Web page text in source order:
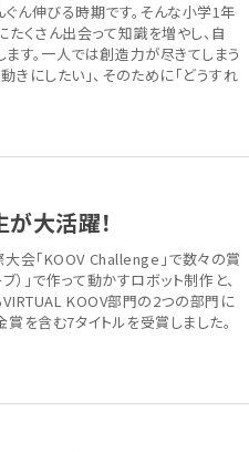
ん伸びる時期です。そんな小学1年
くさん出会って知識を増やし、自
す。一人では創造力が尽きてしまう
きにしたい」、そのために「どうすれ
大活躍！
会「KOOV Challenge」で数々の賞
」で作って動かすロボット制作と、
KOOV部門の2つの部門に
を含む7タイトルを受賞しました。